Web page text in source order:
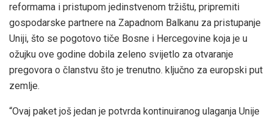
reformama i pristupom jedinstvenom tržištu, pripremiti
gospodarske partnere na Zapadnom Balkanu za pristupanje
Uniji, što se pogotovo tiče Bosne i Hercegovine koja je u
ožujku ove godine dobila zeleno svijetlo za otvaranje
pregovora o članstvu što je trenutno. ključno za europski put
zemlje.
“Ovaj paket još jedan je potvrda kontinuiranog ulaganja Unije